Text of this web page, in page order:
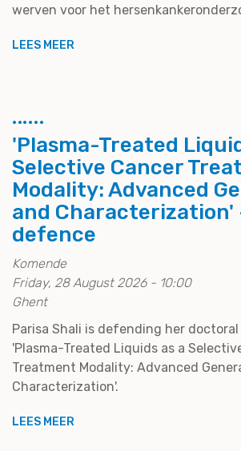
werven voor het
LEES MEER
'Plasma-Treated
Selective Cancer
Modality: Advanced
and Characterization'
defence
Komende
Friday, 28 August 2026 - 10:00
Ghent
Parisa Shali is defending her
'Plasma-Treated Liquids as a
Treatment Modality: Advanced
Characterization'.
LEES MEER